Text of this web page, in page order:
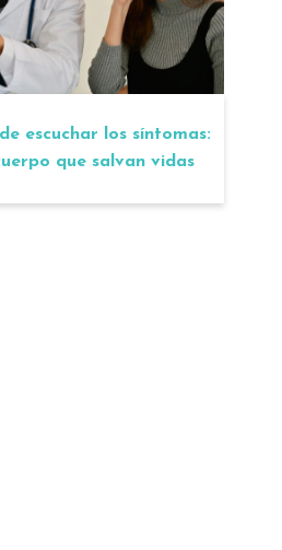
escuchar los síntomas:
que salvan vidas